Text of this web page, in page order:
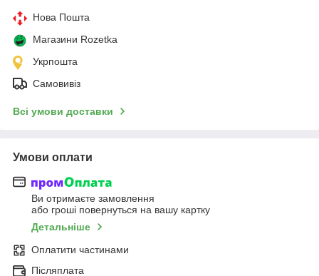
Нова Пошта
Магазини Rozetka
Укрпошта
Самовивіз
Всі умови доставки
Умови оплати
Ви отримаєте замовлення
або гроші повернуться на вашу картку
Детальніше
Оплатити частинами
Післяплата